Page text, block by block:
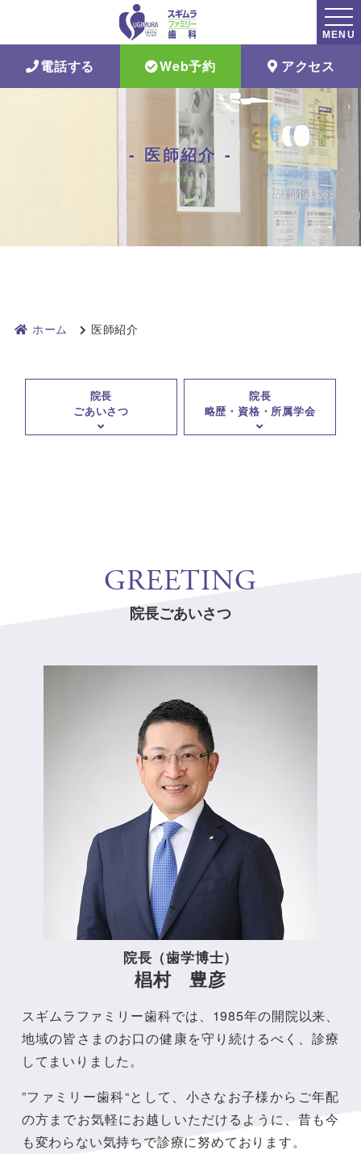
MENU
電話する Web予約 アクセス
医師紹介
Doctor
ホーム 医師紹介
院長
ごあいさつ
院長
略歴・資格・所属学会
GREETING
院長ごあいさつ
スギムラファミリー歯科では、1985年の開院以来、
地域の皆さまのお口の健康を守り続けるべく、診療
してまいりました。
”ファミリー歯科“として、小さなお子様からご年配
の方までお気軽にお越しいただけるように、昔も今
も変わらない気持ちで診療に努めております。
院長（歯学博士）
椙村 豊彦